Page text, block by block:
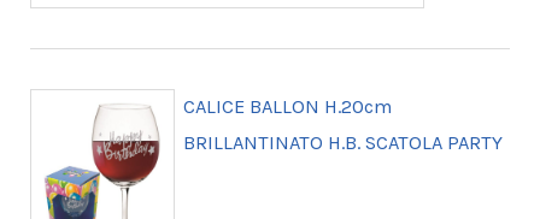
CALICE BALLON H.20cm
BRILLANTINATO H.B. SCATOLA PARTY